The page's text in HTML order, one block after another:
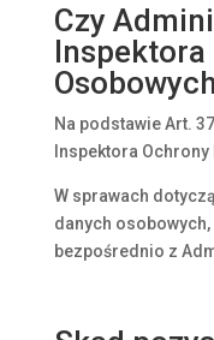
Czy
Inspektora
Na podstawie Art.
Inspektora Ochrony
W sprawach
danych
bezpośrednio z